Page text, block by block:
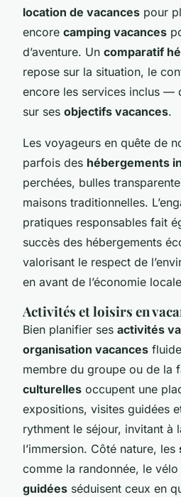
location de vacances pour
encore camping vacances
d’aventure. Un comparatif
repose sur la situation, le
encore les services inclus —
sur ses objectifs vacances.
Les voyageurs en quête de
parfois des hébergements
perchées, bulles
maisons traditionnelles.
pratiques responsables fait
succès des hébergements
valorisant le respect de
en avant de l’économie
Activités et loisirs en
Bien planifier ses activités
organisation vacances
membre du groupe ou de la
culturelles occupent une
expositions, visites guidées
rythment le séjour, invitant à
l’immersion. Côté nature, les
comme la randonnée, le vélo
guidées séduisent ceux en